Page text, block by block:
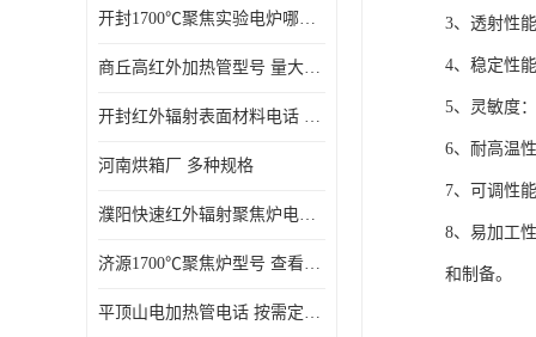
开封1700℃聚焦实验电炉哪家好 维护 实用性强
商丘高红外加热管型号 量大价优
开封红外辐射表面材料电话 操作方便 操作灵活
河南烘箱厂 多种规格
濮阳快速红外辐射聚焦炉电话 性能稳定
济源1700℃聚焦炉型号 查看详情
平顶山电加热管电话 按需定制 大量现货
3、透射性
4、稳定性
5、灵敏度
6、耐高温
7、可调性
8、易加工
和制备。